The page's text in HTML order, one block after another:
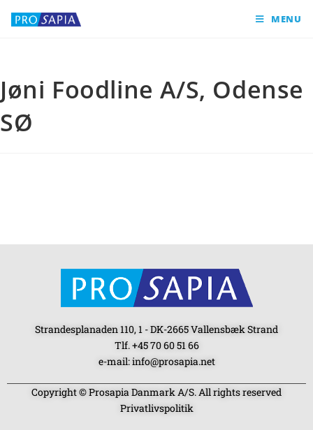
MENU
Jøni Foodline A/S, Odense
SØ
Strandesplanaden 110, 1 - DK-2665 Vallensbæk Strand
Tlf. +45 70 60 51 66
e-mail: info@prosapia.net
Copyright © Prosapia Danmark A/S. All rights reserved
Privatlivspolitik